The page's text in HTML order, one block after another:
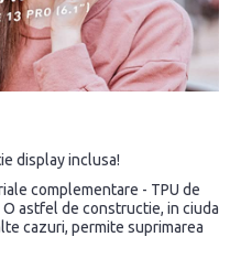
display inclusa!
complementare - TPU de
astfel de constructie, in ciuda
cazuri, permite suprimarea